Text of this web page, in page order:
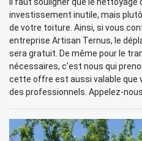
investissement inutile, mais
de votre toiture. Ainsi, si vous
entreprise Artisan Ternus, le
sera gratuit. De même pour le
nécessaires, c'est nous qui
cette offre est aussi valable que
des professionnels. Appelez-